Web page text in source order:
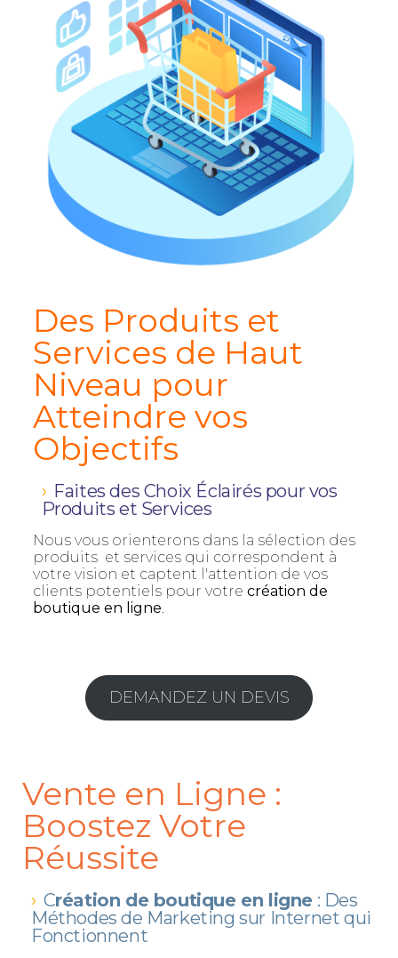
Des Produits et
Services de Haut
Niveau pour
Atteindre vos
Objectifs
Faites des Choix Éclairés pour vos
Produits et Services
Nous vous orienterons dans la sélection des
produits et services qui correspondent à
votre vision et captent l'attention de vos
clients potentiels pour votre création de
boutique en ligne.
DEMANDEZ UN DEVIS
Vente en Ligne :
Boostez Votre
Réussite
Création de boutique en ligne : Des
Méthodes de Marketing sur Internet qui
Fonctionnent